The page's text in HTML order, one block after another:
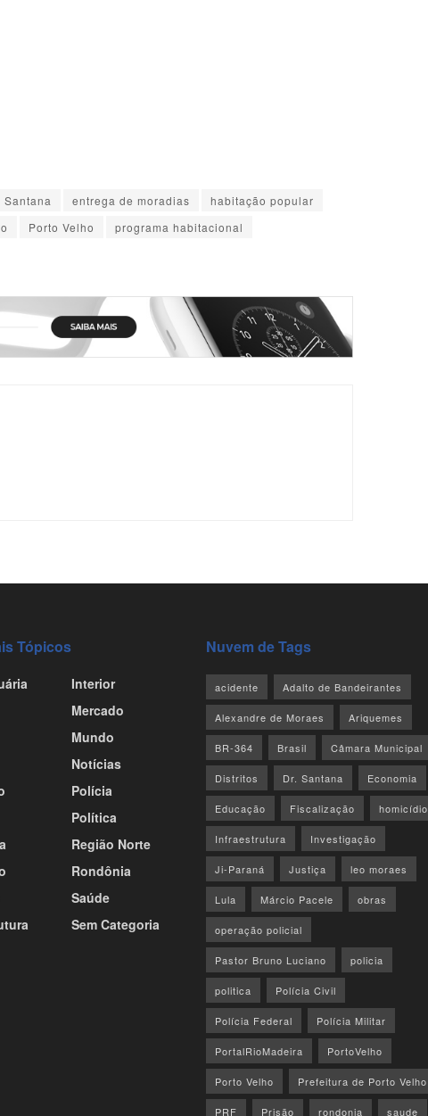
Santana entrega de moradias
habitação popular
Porto Velho
programa habitacional
Tópicos
Interior
Mercado
Mundo
Notícias
Polícia
Política
Região Norte
Rondônia
Saúde
Sem Categoria
Nuvem de Tags
acidente Adalto de Bandeirantes
Alexandre de Moraes Ariquemes
BR-364 Brasil Câmara Municipal
Distritos Dr. Santana Economia
Educação Fiscalização homicídio
Infraestrutura Investigação
Ji-Paraná Justiça leo moraes
Lula Márcio Pacele obras
operação policial
Pastor Bruno Luciano policia
politica Polícia Civil
Polícia Federal Polícia Militar
PortalRioMadeira PortoVelho
Porto Velho Prefeitura de Porto Velho
PRF Prisão rondonia saude